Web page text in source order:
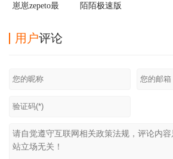
崽崽zepeto最
陌陌极速版
用户评论